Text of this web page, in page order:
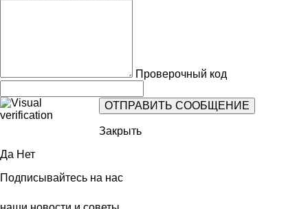
Проверочный код
Закрыть
Да Нет
Подписывайтесь на нас